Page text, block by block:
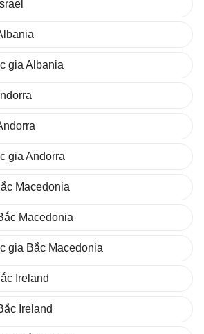
gia Albania
gia Andorra
Macedonia
Macedonia
gia Bắc Macedonia
Ireland
Ireland